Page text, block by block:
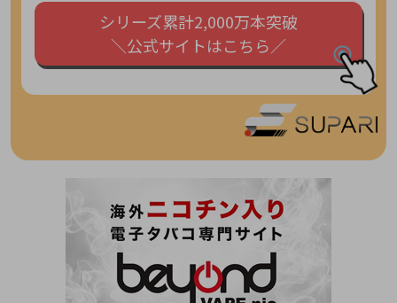
シリーズ累計2,000万本突破
＼公式サイトはこちら／